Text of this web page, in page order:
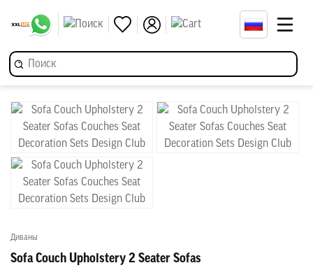
Диваны
Sofa Couch Upholstery 2 Seater Sofas